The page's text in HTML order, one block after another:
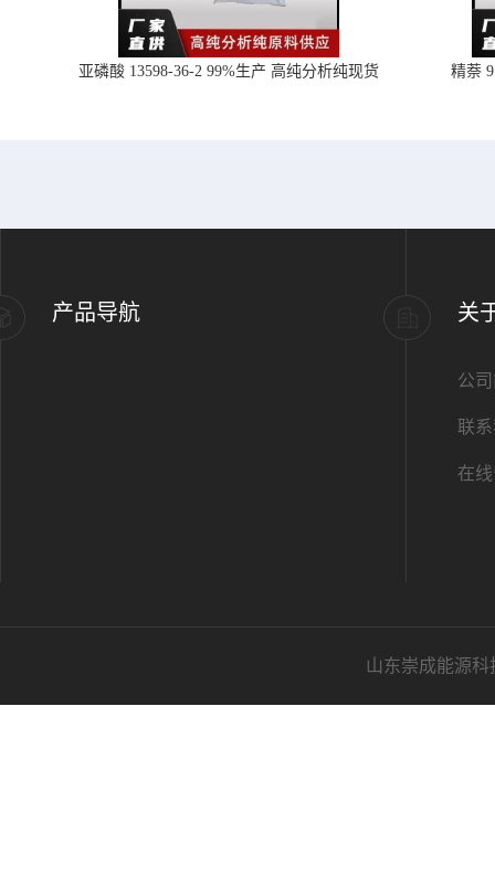
亚磷酸 13598-36-2 99%生产 高纯分析纯现货 精萘
产品导航 关
公
联
在
山东崇成能源